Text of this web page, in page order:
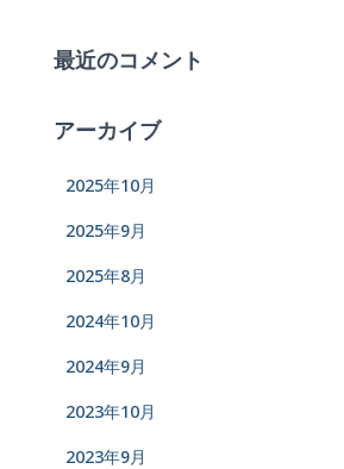
最近のコメント
アーカイブ
2025年10月
2025年9月
2025年8月
2024年10月
2024年9月
2023年10月
2023年9月